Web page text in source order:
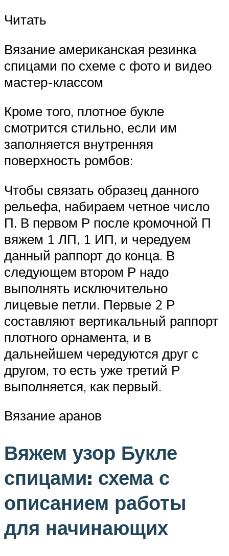
Читать
Вязание американская резинка
спицами по схеме с фото и видео
мастер-классом
Кроме того, плотное букле
смотрится стильно, если им
заполняется внутренняя
поверхность ромбов:
Чтобы связать образец данного
рельефа, набираем четное число
П. В первом Р после кромочной П
вяжем 1 ЛП, 1 ИП, и чередуем
данный раппорт до конца. В
следующем втором Р надо
выполнять исключительно
лицевые петли. Первые 2 Р
составляют вертикальный раппорт
плотного орнамента, и в
дальнейшем чередуются друг с
другом, то есть уже третий Р
выполняется, как первый.
Вязание аранов
Вяжем узор Букле
спицами: схема с
описанием работы
для начинающих